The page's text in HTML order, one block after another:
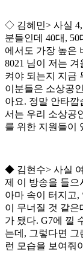
◇ 김혜민> 사실
분들인데 40대 , 50
에서도 가장 높은
8021 님이 저는 겨
켜야 되는지 지금
이분들은 소상공
아요. 정말 안타깝
서는 우리 소상공
를 위한 지원들이
◆ 김현수> 사실
제 이 방송을 들으
아마 속이 터지고,
이 무너질 것 같은
가 됐다. G7에 낄
는데 , 그렇다면 그
런 모습을 보여줘